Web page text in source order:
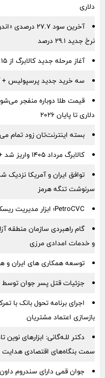
دلاری
آخرین سود
نرخ جدید ۲۹.۱ درصد
آغاز مرحله جدید کالابرگ از ۱۵ مردادماه
سه خرید جدید پرسپولیس +
دلاری تا پایان ۲۰۲۶
بسته اینترنت‌تان زود تمام
کالابرگ مرداد ۱۴۰۵ واریز شد + جدول زمان و مبلغ کالابرگ
توافق ایران و آمریکا نزدیک
سرنوشت تنگه هرمز
PetroCVC؛ ابزار مدیریت ریسک فناوری برای هلدینگ
گام راهبردی سازمان منطقه
و خدمات امدادی مرزی
توسعه همکاری های ایران و
جزئیات قتل پسر جوان
اجرای برنامه تحول بانک با
بازسازی اعتماد مشتریان
دکتر للـه‌گانی: ابزارهای نوین
سمت بنگاه‌های اقتصادی
جوان قمی دارای سندروم